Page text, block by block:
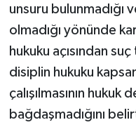
unsuru bulunmadığı
olmadığı yönünde
hukuku açısından
disiplin hukuku
çalışılmasının
bağdaşmadığını